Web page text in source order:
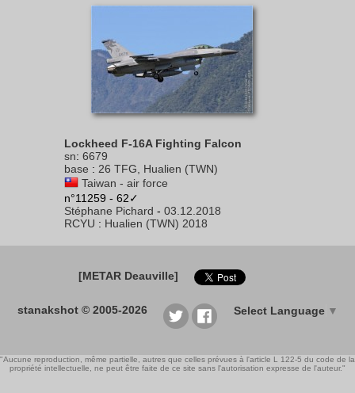
Lockheed F-16A Fighting Falcon
sn: 6679
base : 26 TFG, Hualien (TWN)
Taiwan - air force
n°11259 - 62✓
Stéphane Pichard - 03.12.2018
RCYU : Hualien (TWN) 2018
[METAR Deauville]
stanakshot © 2005-2026 Select Language ▼
"Aucune reproduction, même partielle, autres que celles prévues à l'article L 122-5 du code de la
propriété intellectuelle, ne peut être faite de ce site sans l'autorisation expresse de l'auteur."